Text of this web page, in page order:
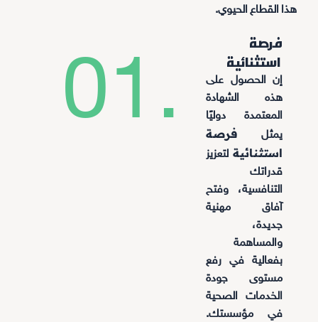
هذا القطاع الحيوي.
01.
فرصة
إن الحصول على
هذه الشهادة
المعتمدة دوليًا
يمثل فرصة
استثنائية لتعزيز
قدراتك
التنافسية، وفتح
آفاق مهنية
جديدة،
والمساهمة
بفعالية في رفع
مستوى جودة
الخدمات الصحية
في مؤسستك.